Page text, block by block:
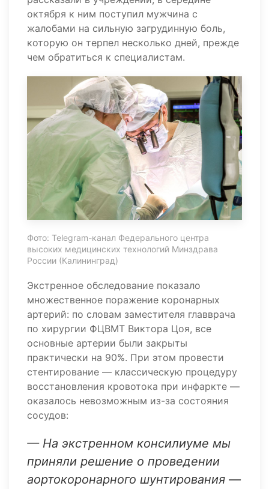
октября к ним поступил мужчина с
жалобами на сильную загрудинную боль,
которую он терпел несколько дней, прежде
чем обратиться к специалистам.
Фото: Telegram-канал Федерального центра
высоких медицинских технологий Минздрава
России (Калининград)
Экстренное обследование показало
множественное поражение коронарных
артерий: по словам заместителя главврача
по хирургии ФЦВМТ Виктора Цоя, все
основные артерии были закрыты
практически на 90%. При этом провести
стентирование — классическую процедуру
восстановления кровотока при инфаркте —
оказалось невозможным из-за состояния
сосудов:
— На экстренном консилиуме мы
приняли решение о проведении
аортокоронарного шунтирования —